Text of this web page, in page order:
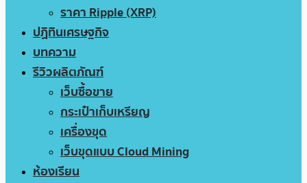
ราคา Ripple (XRP)
ปฏิทินเศรษฐกิจ
บทความ
รีวิวผลิตภัณฑ์
เว็บซื้อขาย
กระเป๋าเก็บเหรียญ
เครื่องขุด
เว็บขุดแบบ Cloud Mining
ห้องเรียน